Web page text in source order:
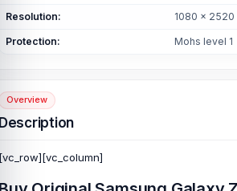
Resolution: 1080 x 2520
Protection: Mohs level 1
Overview